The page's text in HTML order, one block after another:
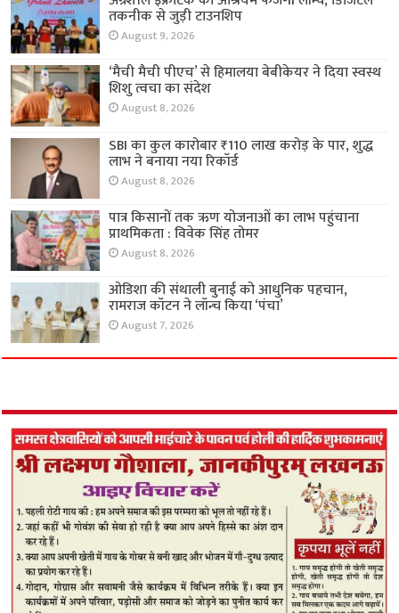
तकनीक से जुड़ी टाउनशिप
August 9, 2026
‘मैची मैची पीएच’ से हिमालया बेबीकेयर ने दिया स्वस्थ
शिशु त्वचा का संदेश
August 8, 2026
SBI का कुल कारोबार ₹110 लाख करोड़ के पार, शुद्ध
लाभ ने बनाया नया रिकॉर्ड
August 8, 2026
पात्र किसानों तक ऋण योजनाओं का लाभ पहुंचाना
प्राथमिकता : विवेक सिंह तोमर
August 8, 2026
ओडिशा की संथाली बुनाई को आधुनिक पहचान,
रामराज कॉटन ने लॉन्च किया ‘पंचा’
August 7, 2026